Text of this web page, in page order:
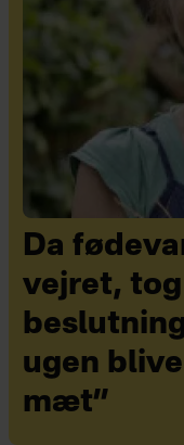
Da
vejret, tog
ugen
mæt”